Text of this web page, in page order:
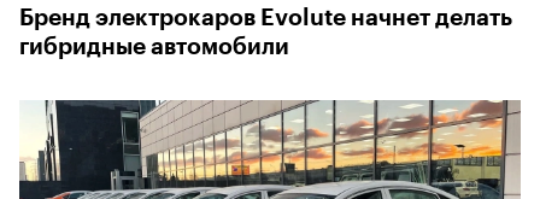
Бренд электрокаров Evolute начнет делать
гибридные автомобили